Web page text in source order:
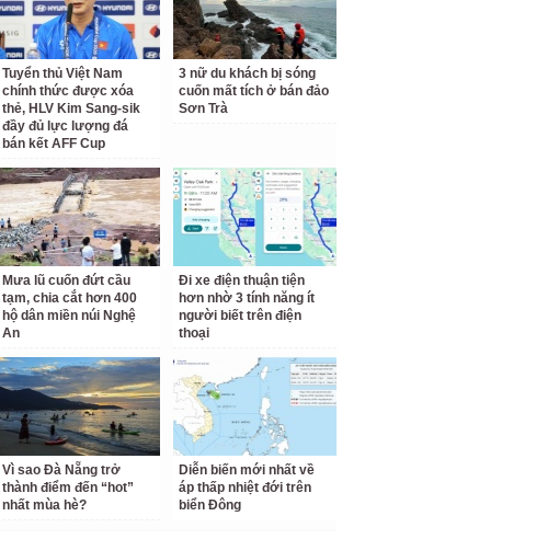
Tuyển thủ Việt Nam
chính thức được xóa
thẻ, HLV Kim Sang-sik
đầy đủ lực lượng đá
bán kết AFF Cup
3 nữ du khách bị sóng
cuốn mất tích ở bán đảo
Sơn Trà
Mưa lũ cuốn đứt cầu
tạm, chia cắt hơn 400
hộ dân miền núi Nghệ
An
Đi xe điện thuận tiện
hơn nhờ 3 tính năng ít
người biết trên điện
thoại
Vì sao Đà Nẵng trở
thành điểm đến “hot”
nhất mùa hè?
Diễn biến mới nhất về
áp thấp nhiệt đới trên
biển Đông